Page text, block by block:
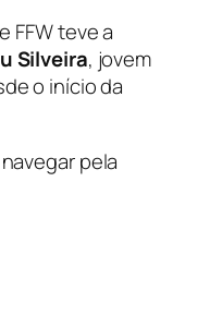
FFW teve a
Silveira, jovem
o início da
pela